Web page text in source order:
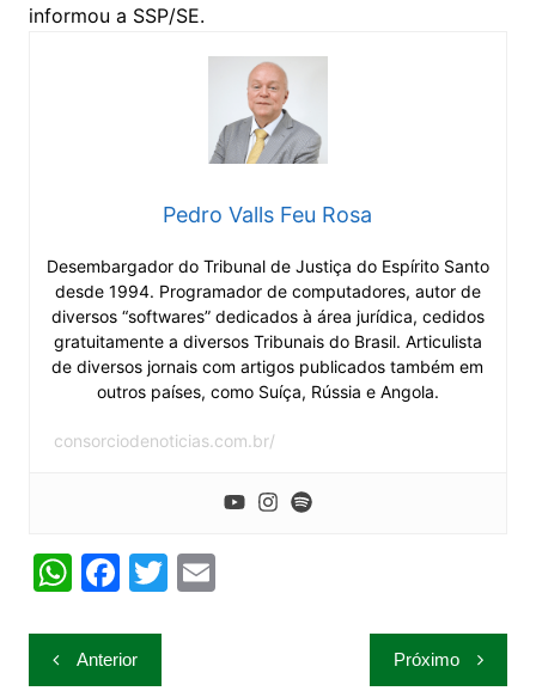
informou a SSP/SE.
Pedro Valls Feu Rosa
Desembargador do Tribunal de Justiça do Espírito Santo
desde 1994. Programador de computadores, autor de
diversos “softwares” dedicados à área jurídica, cedidos
gratuitamente a diversos Tribunais do Brasil. Articulista
de diversos jornais com artigos publicados também em
outros países, como Suíça, Rússia e Angola.
consorciodenoticias.com.br/
W
at
F
c
T E
Navegação
Anterior Próximo